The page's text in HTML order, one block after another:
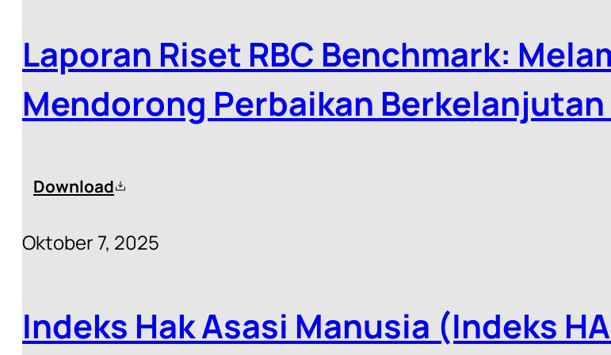
Laporan Riset RBC Benchmark:
Mendorong Perbaikan
Download
Oktober 7, 2025
Indeks Hak Asasi Manusia (Indeks